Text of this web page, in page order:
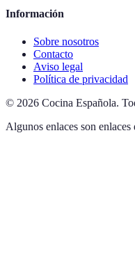
Información
Sobre nosotros
Contacto
Aviso legal
Política de privacidad
© 2026 Cocina Española.
Algunos enlaces son enlaces